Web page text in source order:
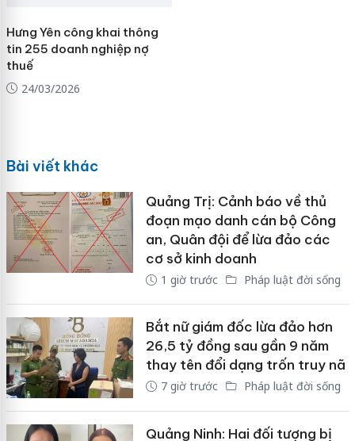
Hưng Yên công khai thông
tin 255 doanh nghiệp nợ
thuế
24/03/2026
Bài viết khác
Quảng Trị: Cảnh báo về thủ
đoạn mạo danh cán bộ Công
an, Quân đội để lừa đảo các
cơ sở kinh doanh
1 giờ trước Pháp luật đời sống
Bắt nữ giám đốc lừa đảo hơn
26,5 tỷ đồng sau gần 9 năm
thay tên đổi dạng trốn truy nã
7 giờ trước Pháp luật đời sống
Quảng Ninh: Hai đối tượng bị